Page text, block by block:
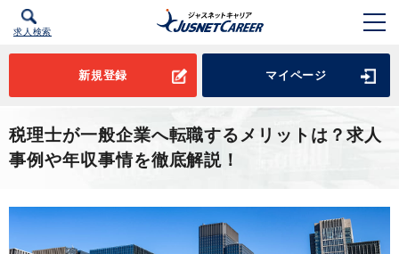
求人検索
新規登録 マイページ
税理士が一般企業へ転職するメリットは？求人
事例や年収事情を徹底解説！